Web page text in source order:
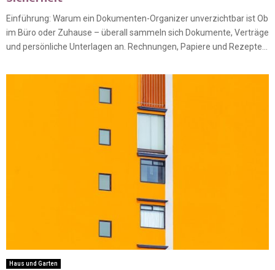
Einführung: Warum ein Dokumenten-Organizer unverzichtbar ist Ob
im Büro oder Zuhause – überall sammeln sich Dokumente, Verträge
und persönliche Unterlagen an. Rechnungen, Papiere und Rezepte...
Haus und Garten